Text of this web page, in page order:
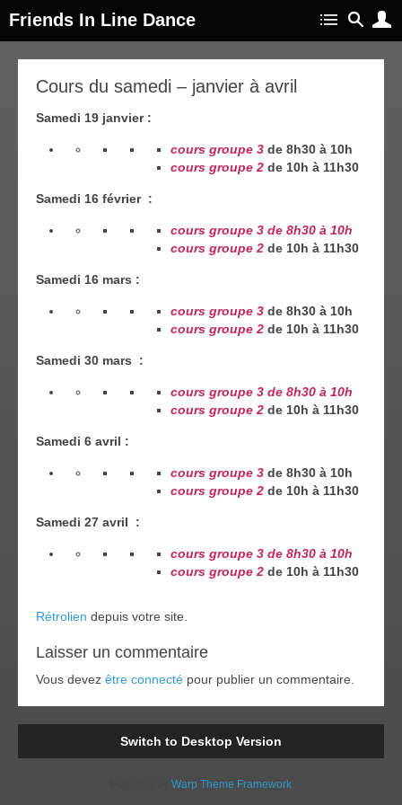
Friends In Line Dance
Cours du samedi – janvier à avril
Samedi 19 janvier :
cours groupe 3 de 8h30 à 10h
cours groupe 2 de 10h à 11h30
Samedi 16 février :
cours groupe 3 de 8h30 à 10h
cours groupe 2 de 10h à 11h30
Samedi 16 mars :
cours groupe 3 de 8h30 à 10h
cours groupe 2 de 10h à 11h30
Samedi 30 mars :
cours groupe 3 de 8h30 à 10h
cours groupe 2 de 10h à 11h30
Samedi 6 avril :
cours groupe 3 de 8h30 à 10h
cours groupe 2 de 10h à 11h30
Samedi 27 avril :
cours groupe 3 de 8h30 à 10h
cours groupe 2 de 10h à 11h30
Rétrolien depuis votre site.
Laisser un commentaire
Vous devez être connecté pour publier un commentaire.
Switch to Desktop Version
Warp Theme Framework